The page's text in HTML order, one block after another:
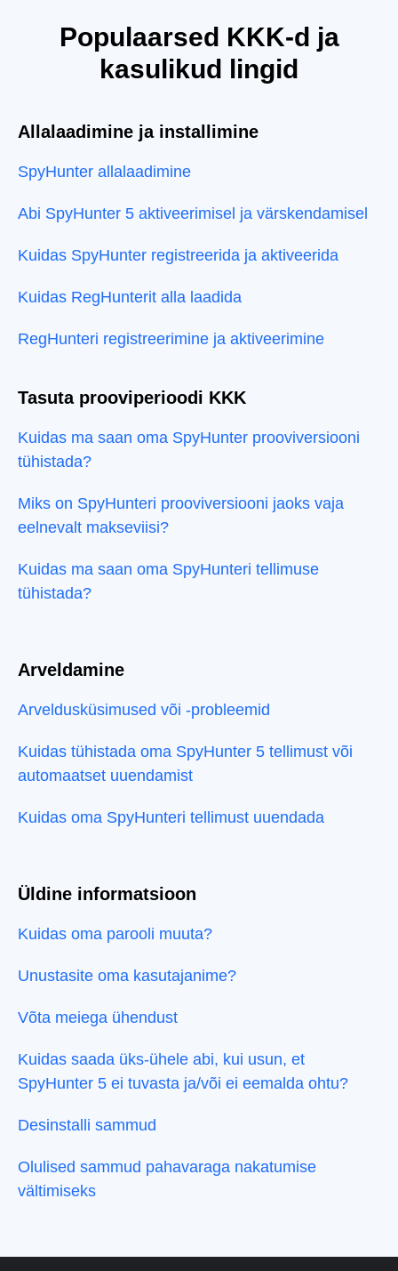
Populaarsed KKK-d ja
kasulikud lingid
Allalaadimine ja installimine
SpyHunter allalaadimine
Abi SpyHunter 5 aktiveerimisel ja värskendamisel
Kuidas SpyHunter registreerida ja aktiveerida
Kuidas RegHunterit alla laadida
RegHunteri registreerimine ja aktiveerimine
Tasuta prooviperioodi KKK
Kuidas ma saan oma SpyHunter prooviversiooni
tühistada?
Miks on SpyHunteri prooviversiooni jaoks vaja
eelnevalt makseviisi?
Kuidas ma saan oma SpyHunteri tellimuse
tühistada?
Arveldamine
Arveldusküsimused või -probleemid
Kuidas tühistada oma SpyHunter 5 tellimust või
automaatset uuendamist
Kuidas oma SpyHunteri tellimust uuendada
Üldine informatsioon
Kuidas oma parooli muuta?
Unustasite oma kasutajanime?
Võta meiega ühendust
Kuidas saada üks-ühele abi, kui usun, et
SpyHunter 5 ei tuvasta ja/või ei eemalda ohtu?
Desinstalli sammud
Olulised sammud pahavaraga nakatumise
vältimiseks